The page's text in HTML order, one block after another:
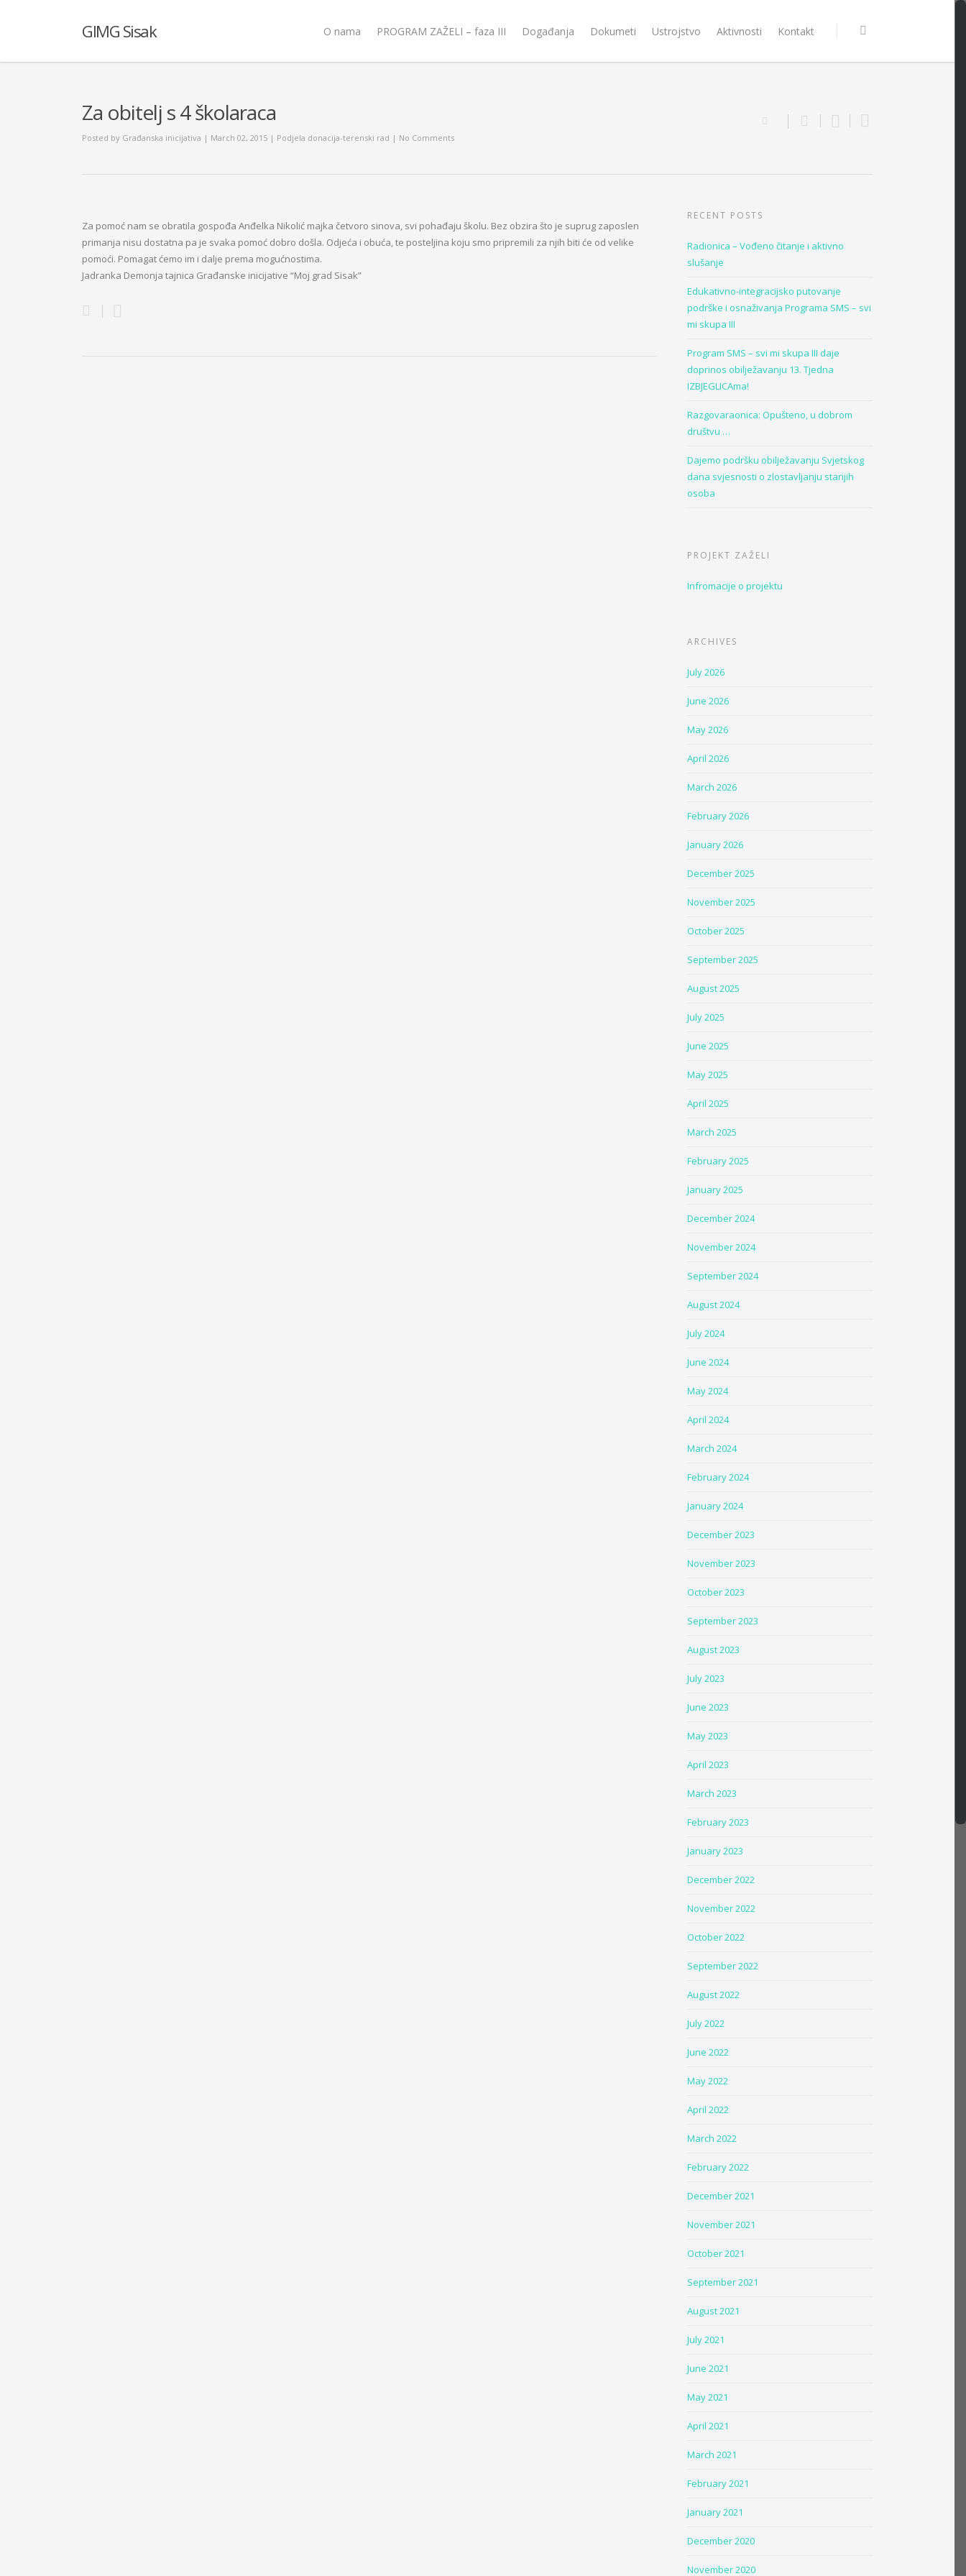
GIMG Sisak O nama PROGRAM ZAŽELI – faza III Događanja Dokumeti Ustrojstvo Aktivnosti Kontakt
Za obitelj s 4 školaraca
Posted by Građanska inicijativa | March 02, 2015 | Podjela donacija-terenski rad | No Comments
Za pomoć nam se obratila gospođa Anđelka Nikolić majka četvoro sinova, svi pohađaju školu. Bez obzira što je suprug zaposlen
primanja nisu dostatna pa je svaka pomoć dobro došla. Odjeća i obuća, te posteljina koju smo pripremili za njih biti će od velike
pomoći. Pomagat ćemo im i dalje prema mogućnostima.
Jadranka Demonja tajnica Građanske inicijative “Moj grad Sisak”
RECENT POSTS
Radionica – Vođeno čitanje i aktivno
slušanje
Edukativno-integracijsko putovanje
podrške i osnaživanja Programa SMS – svi
mi skupa III
Program SMS – svi mi skupa III daje
doprinos obilježavanju 13. Tjedna
IZBJEGLICAma!
Razgovaraonica: Opušteno, u dobrom
društvu …
Dajemo podršku obilježavanju Svjetskog
dana svjesnosti o zlostavljanju starijih
osoba
PROJEKT ZAŽELI
Infromacije o projektu
ARCHIVES
July 2026
June 2026
May 2026
April 2026
March 2026
February 2026
January 2026
December 2025
November 2025
October 2025
September 2025
August 2025
July 2025
June 2025
May 2025
April 2025
March 2025
February 2025
January 2025
December 2024
November 2024
September 2024
August 2024
July 2024
June 2024
May 2024
April 2024
March 2024
February 2024
January 2024
December 2023
November 2023
October 2023
September 2023
August 2023
July 2023
June 2023
May 2023
April 2023
March 2023
February 2023
January 2023
December 2022
November 2022
October 2022
September 2022
August 2022
July 2022
June 2022
May 2022
April 2022
March 2022
February 2022
December 2021
November 2021
October 2021
September 2021
August 2021
July 2021
June 2021
May 2021
April 2021
March 2021
February 2021
January 2021
December 2020
November 2020